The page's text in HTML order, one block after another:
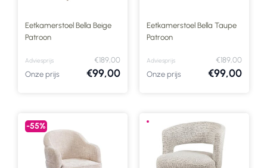
Eetkamerstoel Bella Beige
Patroon
Adviesprijs
€189,00
Onze prijs
€99,00
Eetkamerstoel Bella Taupe
Patroon
Adviesprijs
€189,00
Onze prijs
€99,00
-55%